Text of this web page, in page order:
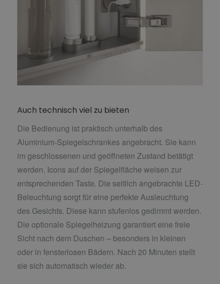
Auch technisch viel zu bieten
Die Bedienung ist praktisch unterhalb des
Aluminium-Spiegelschrankes angebracht. Sie kann
im geschlossenen und geöffneten Zustand betätigt
werden. Icons auf der Spiegelfläche weisen zur
entsprechenden Taste. Die seitlich angebrachte LED-
Beleuchtung sorgt für eine perfekte Ausleuchtung
des Gesichts. Diese kann stufenlos gedimmt werden.
Die optionale Spiegelheizung garantiert eine freie
Sicht nach dem Duschen – besonders in kleinen
oder in fensterlosen Bädern. Nach 20 Minuten stellt
sie sich automatisch wieder ab.